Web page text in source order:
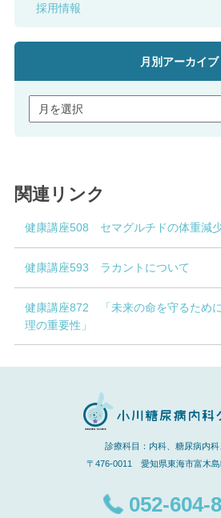
採用情報
月別アーカイブ
関連リンク
健康講座508 セマグルチドの体重減
健康講座593 ラカントについて
健康講座872 「未来の命を守るため
理の重要性」
診療科目：内科、糖尿病内
〒476-0011 愛知県東海市富木島
052-604-